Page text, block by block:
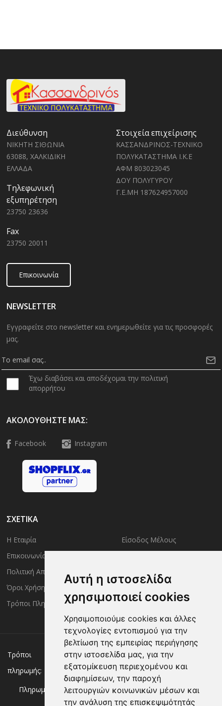
Αυτή η ιστοσελίδα
χρησιμοποιεί cookies
Χρησιμοποιούμε cookies και άλλες
τεχνολογίες εντοπισμού για την
βελτίωση της εμπειρίας περιήγησης
στην ιστοσελίδα μας, για την
εξατομίκευση περιεχομένου και
διαφημίσεων, την παροχή
λειτουργιών κοινωνικών μέσων και
την ανάλυση της επισκεψιμότητάς
Διεύθυνση
ΝΙΚΗΤΗ ΣΙΘΩΝΙΑ
63088, ΧΑΛΚΙΔΙΚΗ
ΕΛΛΑΔΑ
Τηλεφωνική
εξυπηρέτηση
23750 23636
Fax
23750 20011
Στοιχεία επιχείρισης
ΚΑΣΣΑΝΔΡΙΝΟΣ-ΤΕΧΝΙΚΟ
ΠΟΛΥΚΑΤΑΣΤΗΜΑ Ι.Κ.Ε
ΑΦΜ 803023045
ΔΟΥ ΠΟΛΥΓΥΡΟΥ
Γ.Ε.ΜΗ 187624957000
Επικοινωνία
NEWSLETTER
Εγγραφείτε στο newsletter και ενημερωθείτε για τις προσφορές
μας.
Έχω διαβάσει και αποδέχομαι την πολιτική
απορρήτου
ΑΚΟΛΟΥΘΉΣΤΕ ΜΑΣ:
Facebook Instagram
ΣΧΕΤΙΚΑ
Η Εταιρία
Επικοινωνία
Πολιτική Απορρήτου
Όροι Χρήσης
Τρόποι Πληρωμής
Είσοδος Μέλους
Τρόποι Αποστολής
Τρόποι
πληρωμής:
Χρεωστική/πιστωτική κάρτα Αντικαταβολή
Κατάθεση σε Τράπεζα
Πληρωμή με: